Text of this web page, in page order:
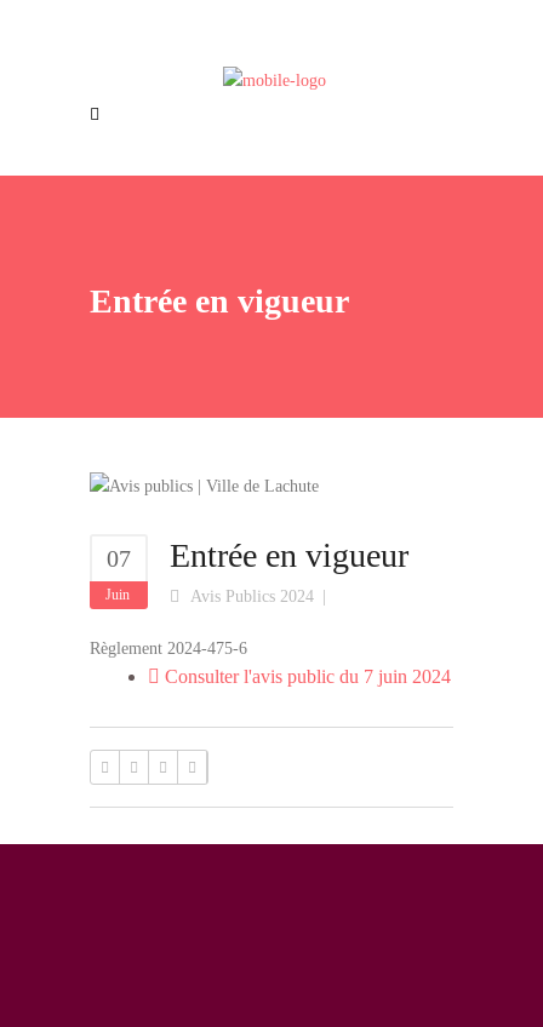
Offres d’emploi
Entrée en vigueur
07
Juin
Entrée en vigueur
Avis Publics 2024
Règlement 2024-475-6
Consulter l'avis public du 7 juin 2024